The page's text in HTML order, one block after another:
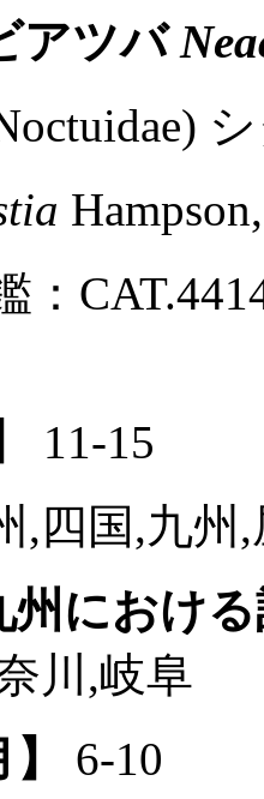
アツバ
：
11-15
,四国,九州
州におけ
川,岐阜
6-10